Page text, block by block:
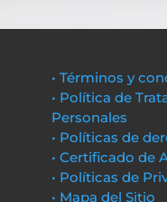
• Términos y
• Política de
Personales
• Políticas de
• Certificado de
• Políticas de
• Mapa del Sitio